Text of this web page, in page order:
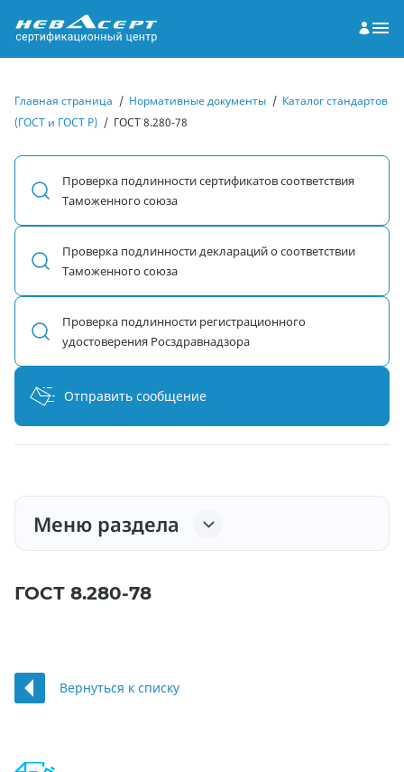
Главная страница / Нормативные документы / Каталог стандартов
(ГОСТ и ГОСТ Р) / ГОСТ 8.280-78
Проверка подлинности сертификатов соответствия
Таможенного союза
Проверка подлинности деклараций о соответствии
Таможенного союза
Проверка подлинности регистрационного
удостоверения Росздравнадзора
Отправить сообщение
Меню раздела
ГОСТ 8.280-78
Вернуться к списку